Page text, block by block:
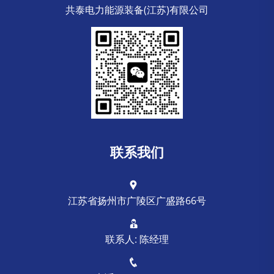
共泰电力能源装备(江苏)有限公司
联系我们
江苏省扬州市广陵区广盛路66号
联系人: 陈经理